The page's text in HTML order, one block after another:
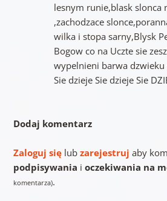
lesnym runie,blask
,zachodzace
wilka i stopa sarny,Blysk
Bogow co na Uczte sie
wypelnieni barwa dzwieku
Sie dzieje Sie dzieje Sie
Dodaj komentarz
Zaloguj sięlub zarejestruj aby
podpisywania i oczekiwania na
komentarza).